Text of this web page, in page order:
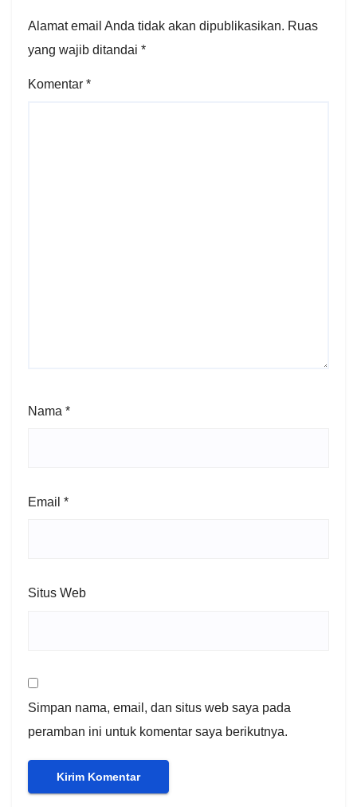
Alamat email Anda tidak akan dipublikasikan. Ruas
yang wajib ditandai *
Komentar *
Nama *
Email *
Situs Web
Simpan nama, email, dan situs web saya pada
peramban ini untuk komentar saya berikutnya.